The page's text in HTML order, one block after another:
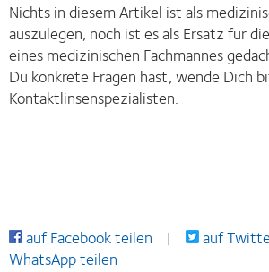
Nichts in diesem Artikel ist als
auszulegen, noch ist es als Ersatz für
eines medizinischen Fachmannes
Du konkrete Fragen hast, wende Dich
Kontaktlinsenspezialisten.
auf Facebook teilen | auf
WhatsApp teilen